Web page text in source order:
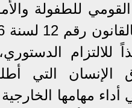
للطفولة
للالتزام
الإنسان التي
أداء مهامها